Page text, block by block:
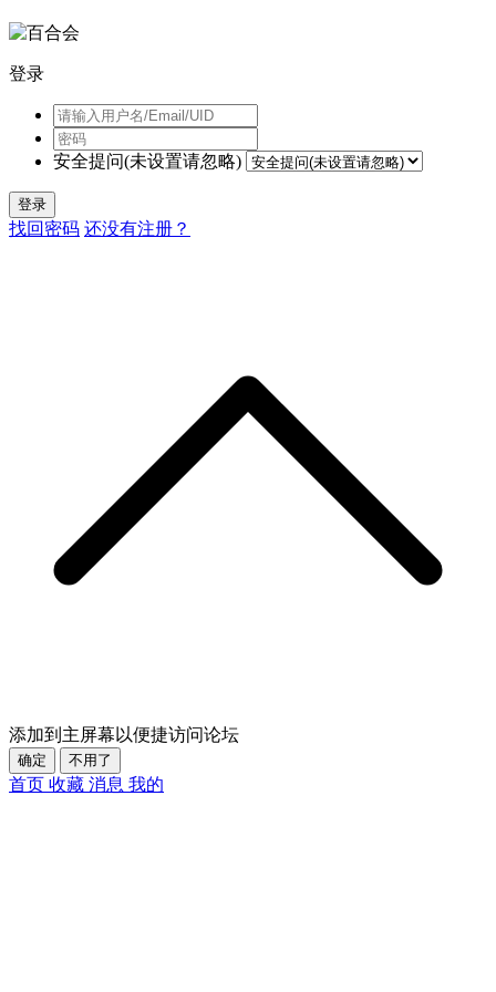
登录
安全提问(未设置请忽略)
登录
找回密码 还没有注册？
添加到主屏幕以便捷访问论坛
确定 不用了
首页 收藏 消息 我的